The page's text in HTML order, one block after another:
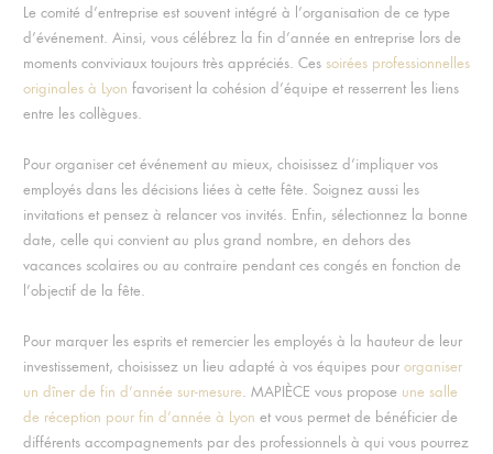
Le comité d’entreprise est souvent intégré à l’organisation de ce type
d’événement. Ainsi, vous célébrez la fin d’année en entreprise lors de
moments conviviaux toujours très appréciés. Ces soirées professionnelles
originales à Lyon favorisent la cohésion d’équipe et resserrent les liens
entre les collègues.
Pour organiser cet événement au mieux, choisissez d’impliquer vos
employés dans les décisions liées à cette fête. Soignez aussi les
invitations et pensez à relancer vos invités. Enfin, sélectionnez la bonne
date, celle qui convient au plus grand nombre, en dehors des
vacances scolaires ou au contraire pendant ces congés en fonction de
l’objectif de la fête.
Pour marquer les esprits et remercier les employés à la hauteur de leur
investissement, choisissez un lieu adapté à vos équipes pour organiser
un dîner de fin d’année sur-mesure. MAPIÈCE vous propose une salle
de réception pour fin d’année à Lyon et vous permet de bénéficier de
différents accompagnements par des professionnels à qui vous pourrez